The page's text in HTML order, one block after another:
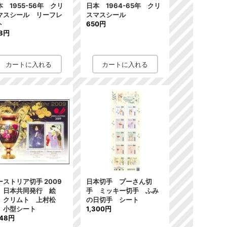
1955-56年 クリ
スシール リーフレ
円
日本 1964-65年 クリ
スマスシール
650円
ストリア切手 2009
本共同発行 絵
リムト 上村松
型シート
円
日本切手 プーさん切
手 ミッキー切手 ふみ
の日切手 シート
1,300円